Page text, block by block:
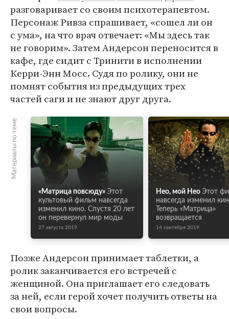
разговаривает со своим психотерапевтом.
Персонаж Ривза спрашивает, «сошел ли он
с ума», на что врач отвечает: «Мы здесь так
не говорим». Затем Андерсон переносится в
кафе, где сидит с Тринити в исполнении
Керри-Энн Мосс. Судя по ролику, они не
помнят события из предыдущих трех
частей саги и не знают друг друга.
Материалы по теме
«Матрица повсюду» Этот
культовый фильм навсегда
изменил кино. Спустя 20 лет
он перевернул мир моды
27 августа 2019
Нео, мой Нео Этот
навсегда изменил
Теперь «Матрица»
возвращается
14 сентября 2019
Позже Андерсон принимает таблетки, а
ролик заканчивается его встречей с
женщиной. Она приглашает его следовать
за ней, если герой хочет получить ответы на
свои вопросы.